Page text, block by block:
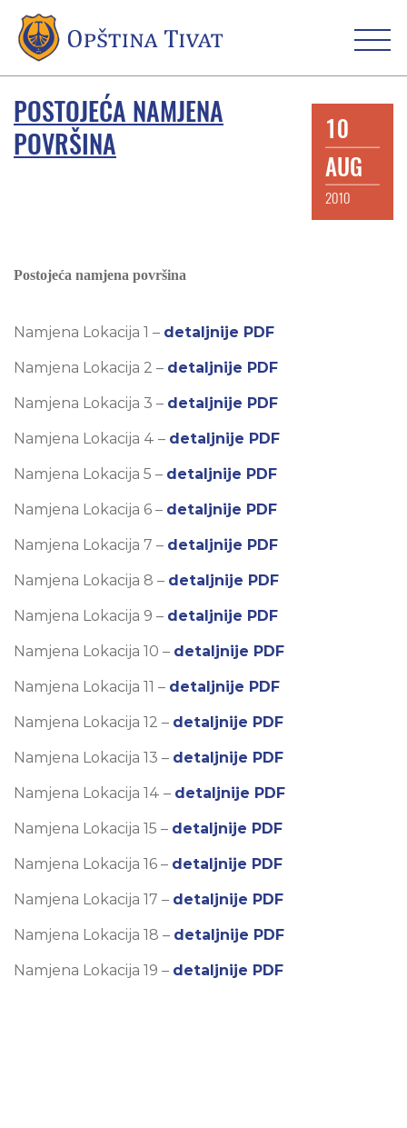
POSTOJEĆA NAMJENA
POVRŠINA
10
AUG
2010
Postojeća namjena površina
Namjena Lokacija 1 – detaljnije PDF
Namjena Lokacija 2 – detaljnije PDF
Namjena Lokacija 3 – detaljnije PDF
Namjena Lokacija 4 – detaljnije PDF
Namjena Lokacija 5 – detaljnije PDF
Namjena Lokacija 6 – detaljnije PDF
Namjena Lokacija 7 – detaljnije PDF
Namjena Lokacija 8 – detaljnije PDF
Namjena Lokacija 9 – detaljnije PDF
Namjena Lokacija 10 – detaljnije PDF
Namjena Lokacija 11 – detaljnije PDF
Namjena Lokacija 12 – detaljnije PDF
Namjena Lokacija 13 – detaljnije PDF
Namjena Lokacija 14 – detaljnije PDF
Namjena Lokacija 15 – detaljnije PDF
Namjena Lokacija 16 – detaljnije PDF
Namjena Lokacija 17 – detaljnije PDF
Namjena Lokacija 18 – detaljnije PDF
Namjena Lokacija 19 – detaljnije PDF